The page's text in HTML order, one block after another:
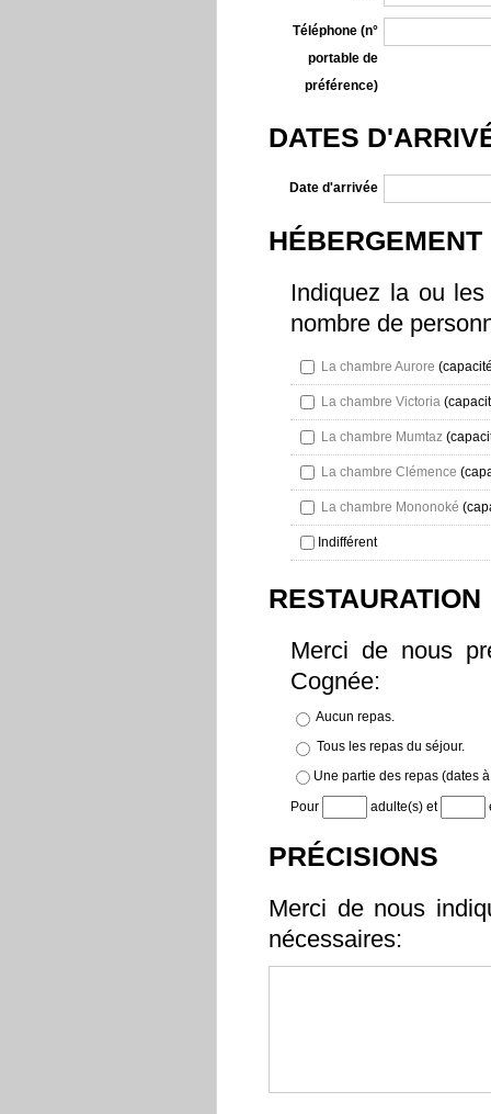
Téléphone (n°
portable de
préférence)
DATES
Date d'arrivée
HÉBERGEMENT
Indiquez la ou
nombre de
La chambre Aurore
La chambre Victoria
La chambre Mumtaz
La chambre Clémence
La chambre Mononoké
Indifférent
RESTAURATION
Merci de nous
Cognée:
Aucun repas.
Tous les repas du séjour.
Une partie des repas (dates
Pour adulte(s) et
PRÉCISIONS
Merci de nous
nécessaires: